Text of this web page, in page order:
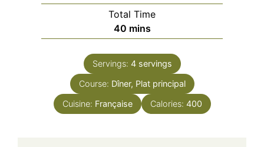
Total Time
40minutes
mins
Servings: 4 servings
Course: Dîner, Plat principal
Cuisine: Française Calories: 400